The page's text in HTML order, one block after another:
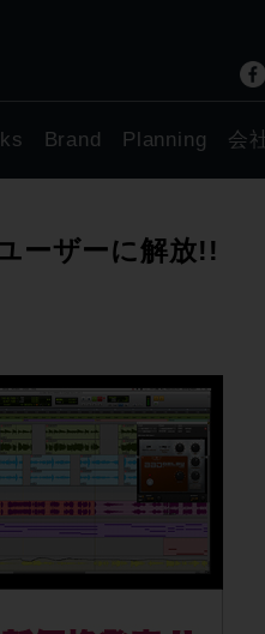
Brand Planning 会
ーザーに解放!!